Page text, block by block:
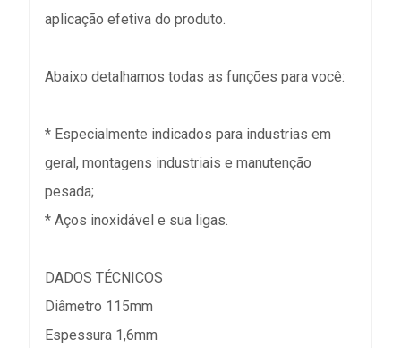
aplicação efetiva do produto.
Abaixo detalhamos todas as funções para você:
* Especialmente indicados para industrias em
geral, montagens industriais e manutenção
pesada;
* Aços inoxidável e sua ligas.
DADOS TÉCNICOS
Diâmetro 115mm
Espessura 1,6mm